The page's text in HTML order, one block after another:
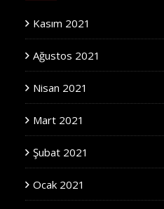
Kasım 2021
Ağustos 2021
Nisan 2021
Mart 2021
Şubat 2021
Ocak 2021